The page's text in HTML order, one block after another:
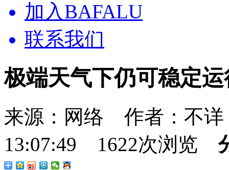
加入BAFALU
联系我们
极端天气下仍可稳定
来源：网络 作者：不
13:07:49 1622次浏览